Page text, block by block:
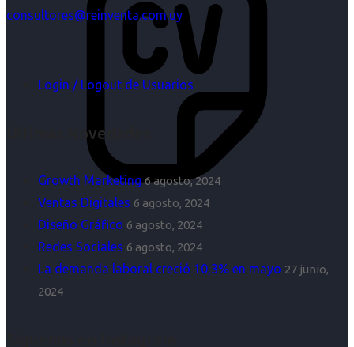
consultores@reinventa.com.uy
Login / Logout de Usuarios
Últimas Novedades
Growth Marketing 6 agosto, 2024
Ventas Digitales 6 agosto, 2024
Diseño Gráfico 6 agosto, 2024
Redes Sociales 6 agosto, 2024
La demanda laboral creció 10,3% en mayo 27 junio,
2024